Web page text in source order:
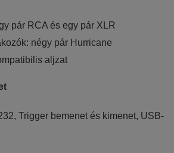
pár RCA és egy pár XLR
négy pár Hurricane
aljzat
Trigger bemenet és kimenet, USB-